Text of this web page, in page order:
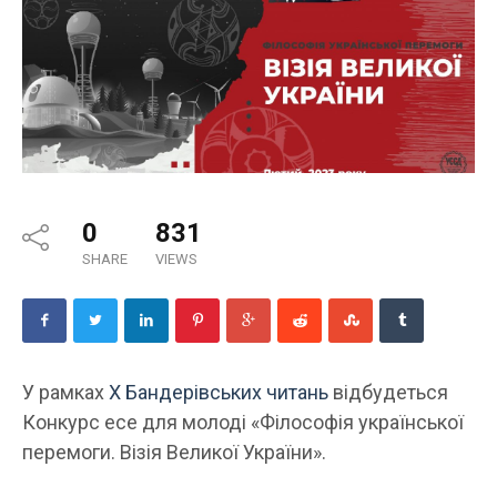
0
SHARE
831
VIEWS
У рамкахХ Бандерівських читань відбудеться
Конкурс есе для молоді «Філософія української
перемоги. Візія Великої України».